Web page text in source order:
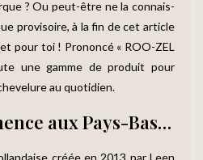
? Ou peut-être ne la connais-
provisoire, à la fin de cet article
pour toi ! Prononcé « ROO-ZEL
une gamme de produit pour
au quotidien.
aux Pays-Bas…
créée en 2013 par Leen